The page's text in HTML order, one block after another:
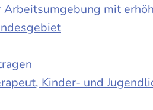
mit
Kinder- und